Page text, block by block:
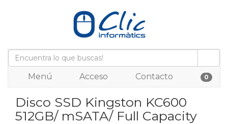
Menú Acceso Contacto 0
Disco SSD Kingston KC600
512GB/ mSATA/ Full Capacity